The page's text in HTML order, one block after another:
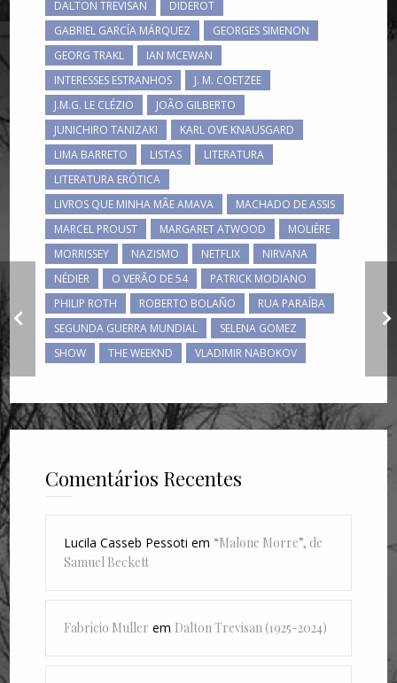
"Alias Grace", "Vulgo
Grace"
DALTON TREVISAN
DIDEROT
GABRIEL GARCÍA MÁRQUEZ
GEORGES SIMENON
GEORG TRAKL
IAN MCEWAN
INTERESSES ESTRANHOS
J. M. COETZEE
J.M.G. LE CLÉZIO
JOÃO GILBERTO
JUNICHIRO TANIZAKI
KARL OVE KNAUSGARD
LIMA BARRETO
LISTAS
LITERATURA
LITERATURA ERÓTICA
LIVROS QUE MINHA MÃE AMAVA
MACHADO DE ASSIS
MARCEL PROUST
MARGARET ATWOOD
MOLIÈRE
MORRISSEY
NAZISMO NETFLIX
NIRVANA
NÉDIER
O VERÃO DE 54
PATRICK MODIANO
PHILIP ROTH
ROBERTO BOLAÑO
RUA PARAÍBA
SEGUNDA GUERRA MUNDIAL
SELENA GOMEZ
SHOW
THE WEEKND VLADIMIR NABOKOV
Comentários Recentes
Lucila Casseb Pessoti em “Malone Morre”, de
Samuel Beckett
Fabricio Muller em Dalton Trevisan (1925-2024)